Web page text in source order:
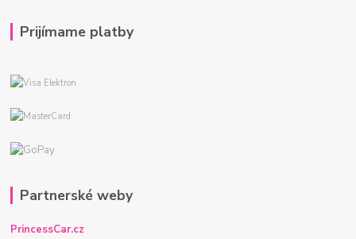
Prijímame platby
Partnerské weby
PrincessCar.cz